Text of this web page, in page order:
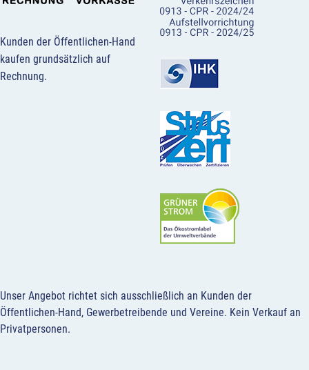
Kunden der Öffentlichen-Hand
kaufen grundsätzlich auf
Rechnung.
Unser Angebot richtet sich ausschließlich an Kunden der
Öffentlichen-Hand, Gewerbetreibende und Vereine. Kein Verkauf an
Privatpersonen.